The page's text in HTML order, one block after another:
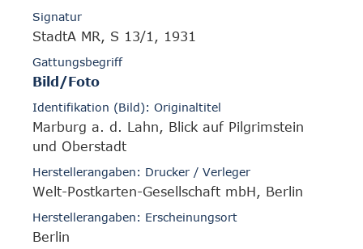
Signatur
StadtA MR, S 13/1, 1931
Gattungsbegriff
Bild/Foto
Identifikation (Bild): Originaltitel
Marburg a. d. Lahn, Blick auf Pilgrimstein
und Oberstadt
Herstellerangaben: Drucker / Verleger
Welt-Postkarten-Gesellschaft mbH, Berlin
Herstellerangaben: Erscheinungsort
Berlin